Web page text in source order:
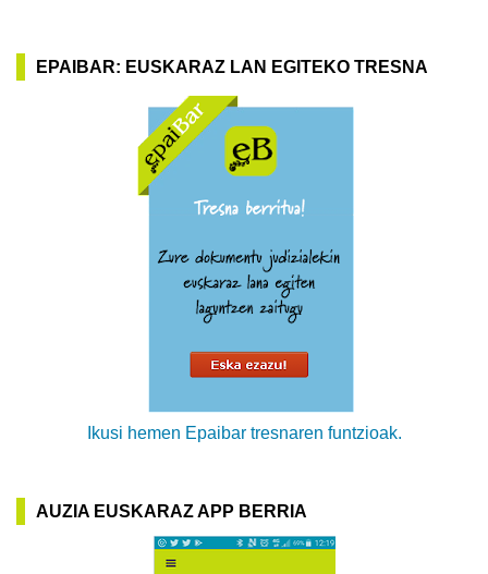
EPAIBAR: EUSKARAZ LAN EGITEKO TRESNA
Ikusi hemen Epaibar tresnaren funtzioak.
AUZIA EUSKARAZ APP BERRIA